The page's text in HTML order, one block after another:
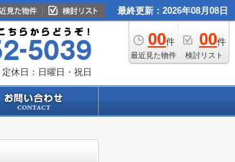
最終更新：2026年08月08日
00件
最近見た物件
00件
検討リスト
定休日：日曜日・祝日